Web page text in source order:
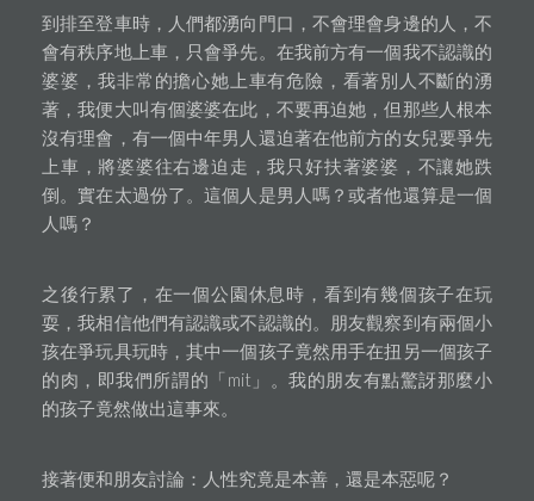
到排至登車時，人們都湧向門口，不會理會身邊的人，不
會有秩序地上車，只會爭先。在我前方有一個我不認識的
婆婆，我非常的擔心她上車有危險，看著別人不斷的湧
著，我便大叫有個婆婆在此，不要再迫她，但那些人根本
沒有理會，有一個中年男人還迫著在他前方的女兒要爭先
上車，將婆婆往右邊迫走，我只好扶著婆婆，不讓她跌
倒。實在太過份了。這個人是男人嗎？或者他還算是一個
人嗎？
之後行累了，在一個公園休息時，看到有幾個孩子在玩
耍，我相信他們有認識或不認識的。朋友觀察到有兩個小
孩在爭玩具玩時，其中一個孩子竟然用手在扭另一個孩子
的肉，即我們所謂的「mit」。我的朋友有點驚訝那麼小
的孩子竟然做出這事來。
接著便和朋友討論：人性究竟是本善，還是本惡呢？